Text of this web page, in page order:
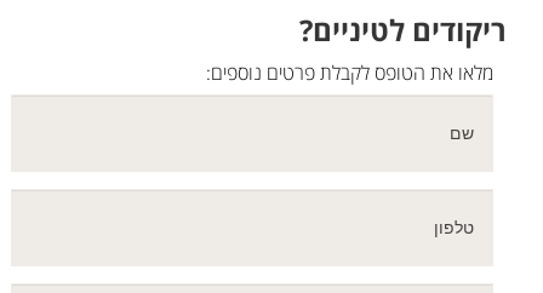
ריקודים לטיניים?
מלאו את הטופס לקבלת פרטים נוספים: